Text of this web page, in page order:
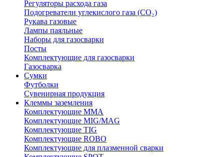
Регуляторы расхода газа
Подогреватели углекислого газа (CO₂)
Рукава газовые
Лампы паяльные
Наборы для газосварки
Посты
Комплектующие для газосварки
Газосварка
Сумки
Футболки
Сувенирная продукция
Клеммы заземления
Комплектующие ММА
Комплектующие MIG/MAG
Комплектующие TIG
Комплектующие ROBO
Комплектующие для плазменной сварки